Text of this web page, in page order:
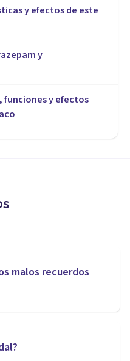
y efectos de este
y
y efectos
malos recuerdos
y efectos